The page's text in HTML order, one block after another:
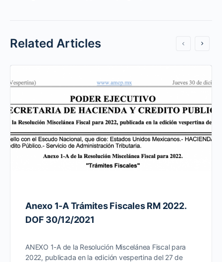
Related Articles
Anexo 1-A Trámites Fiscales RM 2022.
DOF 30/12/2021
ANEXO 1-A de la Resolución Miscelánea Fiscal para
2022, publicada en la edición vespertina del 27 de